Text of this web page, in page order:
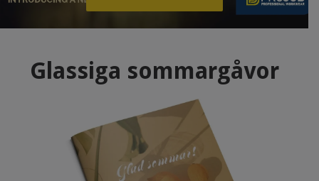
Glassiga sommargåvor